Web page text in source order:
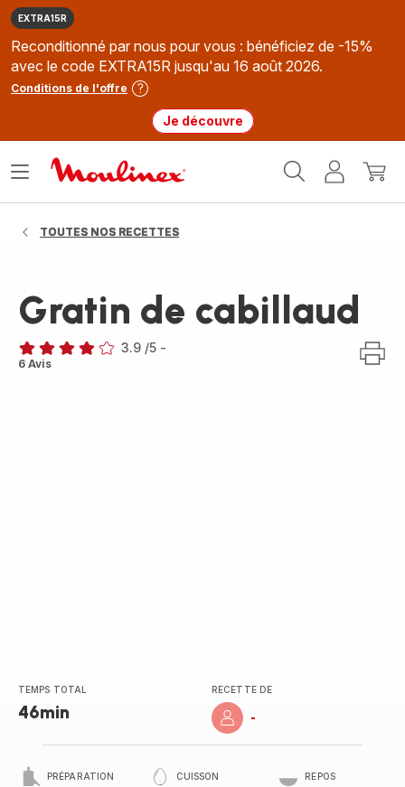
EXTRA15R
Reconditionné par nous pour vous : bénéficiez de -15%
avec le code EXTRA15R jusqu'au 16 août 2026.
Conditions de l'offre
Je découvre
MonMon
Ouvrir
TOUTES NOS RECETTES
Gratin de cabillaud
ratings.3.9
3.9 /5 -
6 Avis
TEMPS TOTAL
46min
RECETTE DE
-
PRÉPARATION CUISSON REPOS